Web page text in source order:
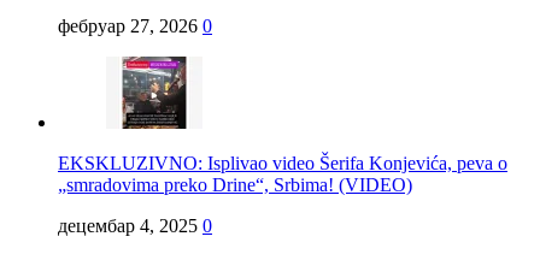
фебруар 27, 2026 0
EKSKLUZIVNO: Isplivao video Šerifa Konjevića, peva o
„smradovima preko Drine“, Srbima! (VIDEO)
децембар 4, 2025 0